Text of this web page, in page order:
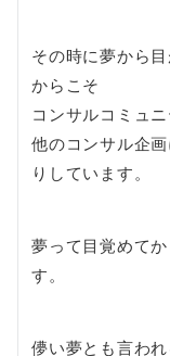
その時に夢から
からこそ
コンサルコミュ
他のコンサル企
りしています。
夢って目覚めて
す。
儚い夢とも言わ